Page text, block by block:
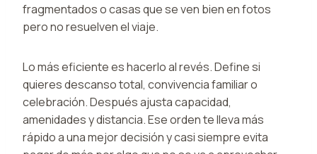
fragmentados o casas que se ven bien en fotos
pero no resuelven el viaje.
Lo más eficiente es hacerlo al revés. Define si
quieres descanso total, convivencia familiar o
celebración. Después ajusta capacidad,
amenidades y distancia. Ese orden te lleva más
rápido a una mejor decisión y casi siempre evita